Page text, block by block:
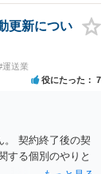
、これまでのタイ
することになるで
がわからないとい
おこなえばよい
して詰めればよ
のがよいですが、
には返事をせずに
しょう。 また、
すでしょうか？ 法
も問題にできそう
還請求も損害賠償
更新につい
運送業
役にたった 7
。 契約終了後の契
する個別のやりと